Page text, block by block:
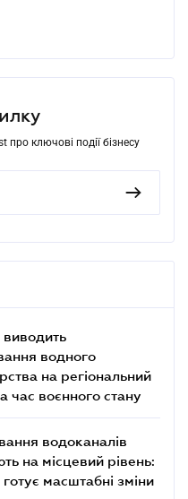
ключові події бізнесу
водного
на регіональний
час воєнного стану
водоканалів
на місцевий рівень:
масштабні зміни